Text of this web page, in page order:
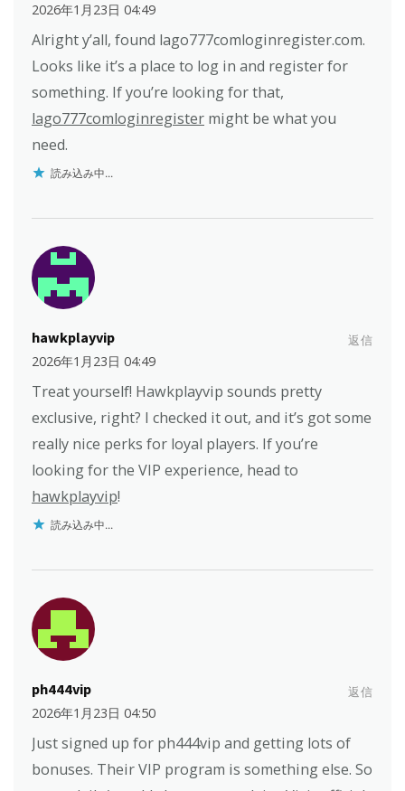
2026年1月23日 04:49
Alright y’all, found lago777comloginregister.com.
Looks like it’s a place to log in and register for
something. If you’re looking for that,
lago777comloginregister might be what you
need.
読み込み中...
hawkplayvip
2026年1月23日 04:49
返信
Treat yourself! Hawkplayvip sounds pretty
exclusive, right? I checked it out, and it’s got some
really nice perks for loyal players. If you’re
looking for the VIP experience, head to
hawkplayvip!
読み込み中...
ph444vip
2026年1月23日 04:50
返信
Just signed up for ph444vip and getting lots of
bonuses. Their VIP program is something else. So